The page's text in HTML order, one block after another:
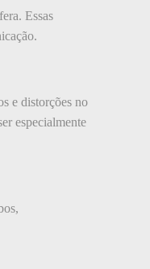
Essas
e distorções no
especialmente